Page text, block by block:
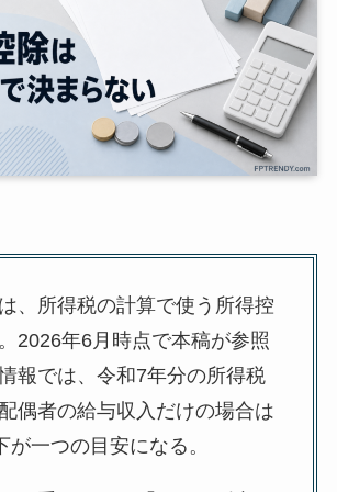
、所得税の計算で使う所得控
2026年6月時点で本稿が参照
報では、令和7年分の所得税
偶者の給与収入だけの場合は
が一つの目安になる。